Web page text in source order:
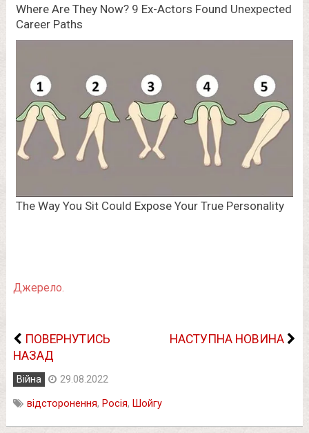
Джерело.
ПОВЕРНУТИСЬ
НАЗАД
НАСТУПНА НОВИНА
Війна 29.08.2022
відсторонення, Росія, Шойгу